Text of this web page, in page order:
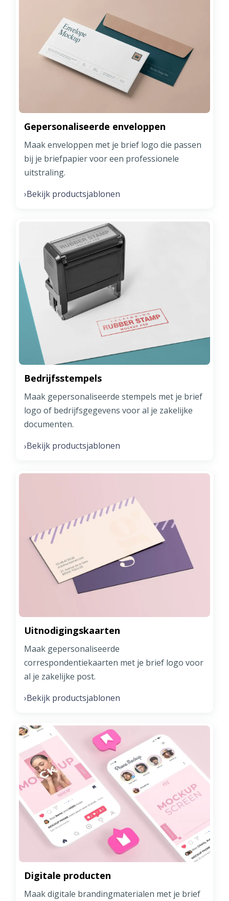
Gepersonaliseerde enveloppen
Maak enveloppen met je brief logo die passen
bij je briefpapier voor een professionele
uitstraling.
›Bekijk productsjablonen
Bedrijfsstempels
Maak gepersonaliseerde stempels met je brief
logo of bedrijfsgegevens voor al je zakelijke
documenten.
›Bekijk productsjablonen
Uitnodigingskaarten
Maak gepersonaliseerde
correspondentiekaarten met je brief logo voor
al je zakelijke post.
›Bekijk productsjablonen
Digitale producten
Maak digitale brandingmaterialen met je brief